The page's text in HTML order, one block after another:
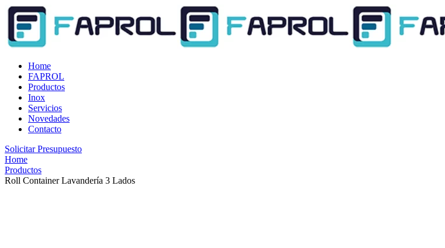
Home
FAPROL
Productos
Inox
Servicios
Novedades
Contacto
Solicitar Presupuesto
Home
Productos
Roll Container Lavandería 3 Lados